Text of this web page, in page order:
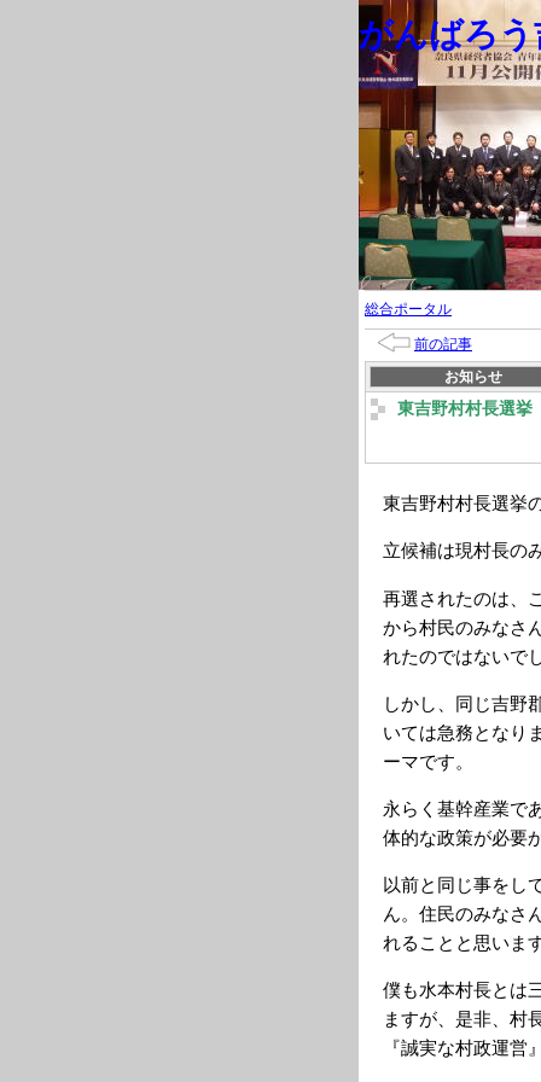
がんばろ
総合ポータル
前の記事
お知らせ
東吉野村村長選挙
東吉野村村長選挙
立候補は現村長の
再選されたのは、
から村民のみなさ
れたのではないで
しかし、同じ吉野
いては急務となり
ーマです。
永らく基幹産業で
体的な政策が必要
以前と同じ事をし
ん。住民のみなさ
れることと思います
僕も水本村長とは
ますが、是非、村
『誠実な村政運営